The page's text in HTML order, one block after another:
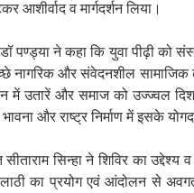
आशीर्वाद व मार्गदर्शन लिया।
पण्ड्या ने कहा कि युवा पीढ़ी को
और संवेदनशील सामाजिक
में उतारें और समाज को उज्ज्वल
और राष्ट्र निर्माण में इसके
सिन्हा ने शिविर का उद्देश्य
लाठी का प्रयोग एवं आंदोलन से